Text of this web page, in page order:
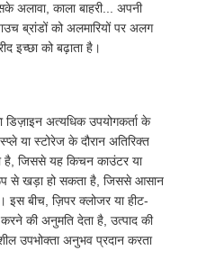
अलावा, काला बाहरी... अपनी
ब्रांडों को अलमारियों पर अलग
इच्छा को बढ़ाता है।
अत्यधिक उपयोगकर्ता के
या स्टोरेज के दौरान अतिरिक्त
है, जिससे यह किचन काउंटर या
रूप से खड़ा हो सकता है, जिससे आसान
इस बीच, ज़िपर क्लोजर या हीट-
की अनुमति देता है, उत्पाद की
उपभोक्ता अनुभव प्रदान करता